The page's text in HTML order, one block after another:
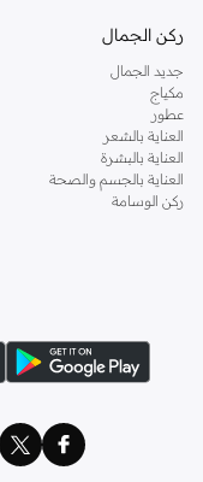
ركن الجمال
جديد الجمال
مكياج
عطور
العناية بالشعر
العناية بالبشرة
العناية بالجسم والصحة
ركن الوسامة